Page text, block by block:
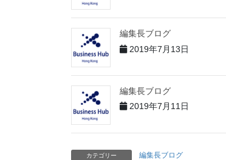
編集長ブログ
2019年7月13日
編集長ブログ
2019年7月11日
カテゴリー 編集長ブログ